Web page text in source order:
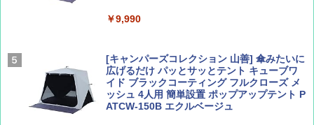
￥1,760
￥9,990
[キャンパーズコレクション 山善] 傘みたいに
広げるだけ パッとサッとテント キューブワ
イド ブラックコーティング フルクローズ メ
ッシュ 4人用 簡単設置 ポップアップテント P
ATCW-150B エクルベージュ